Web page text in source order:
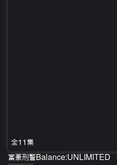
全11集
富豪刑警Balance:UNLIMITED